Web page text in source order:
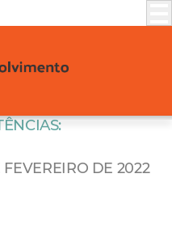
FEVEREIRO DE 2022